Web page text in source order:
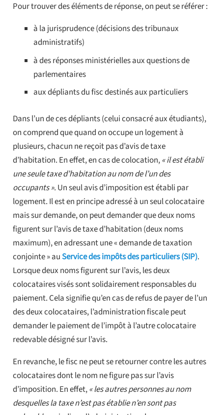
Pour trouver des éléments de réponse, on peut se référer :
à la jurisprudence (décisions des tribunaux
administratifs)
à des réponses ministérielles aux questions de
parlementaires
aux dépliants du fisc destinés aux particuliers
Dans l’un de ces dépliants (celui consacré aux étudiants),
on comprend que quand on occupe un logement à
plusieurs, chacun ne reçoit pas d’avis de taxe
d’habitation. En effet, en cas de colocation,« il est établi
une seule taxe d’habitation au nom de l’un des
occupants ». Un seul avis d’imposition est établi par
logement. Il est en principe adressé à un seul colocataire
mais sur demande, on peut demander que deux noms
figurent sur l’avis de taxe d’habitation (deux noms
maximum), en adressant une « demande de taxation
conjointe » auService des impôts des particuliers (SIP).
Lorsque deux noms figurent sur l’avis, les deux
colocataires visés sont solidairement responsables du
paiement. Cela signifie qu’en cas de refus de payer de l’un
des deux colocataires, l’administration fiscale peut
demander le paiement de l’impôt à l’autre colocataire
redevable désigné sur l’avis.
En revanche, le fisc ne peut se retourner contre les autres
colocataires dont le nom ne figure pas sur l’avis
d’imposition. En effet,« les autres personnes au nom
desquelles la taxe n’est pas établie n’en sont pas